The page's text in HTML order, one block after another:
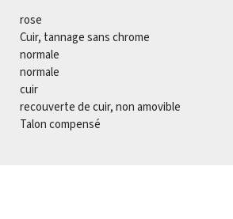
rose
Cuir, tannage sans chrome
normale
normale
cuir
recouverte de cuir, non amovible
Talon compensé